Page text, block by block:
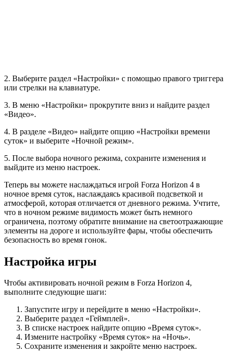
2. Выберите раздел «Настройки» с помощью правого триггера
или стрелки на клавиатуре.
3. В меню «Настройки» прокрутите вниз и найдите раздел
«Видео».
4. В разделе «Видео» найдите опцию «Настройки времени
суток» и выберите «Ночной режим».
5. После выбора ночного режима, сохраните изменения и
выйдите из меню настроек.
Теперь вы можете наслаждаться игрой Forza Horizon 4 в
ночное время суток, наслаждаясь красивой подсветкой и
атмосферой, которая отличается от дневного режима. Учтите,
что в ночном режиме видимость может быть немного
ограничена, поэтому обратите внимание на светоотражающие
элементы на дороге и используйте фары, чтобы обеспечить
безопасность во время гонок.
Настройка игры
Чтобы активировать ночной режим в Forza Horizon 4,
выполните следующие шаги:
Запустите игру и перейдите в меню «Настройки».
Выберите раздел «Геймплей».
В списке настроек найдите опцию «Время суток».
Измените настройку «Время суток» на «Ночь».
Сохраните изменения и закройте меню настроек.